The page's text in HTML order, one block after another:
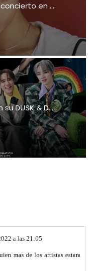
en ...
DUSK & D...
a las 21:05
mas de los artistas estara